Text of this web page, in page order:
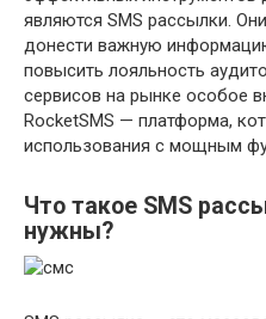
являются SMS рассылки.
донести важную
повысить лояльность
сервисов на рынке особое
RocketSMS — платформа,
использования с мощным
Что такое SMS
нужны?